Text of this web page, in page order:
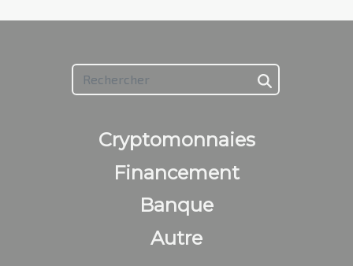
Cryptomonnaies
Financement
Banque
Autre